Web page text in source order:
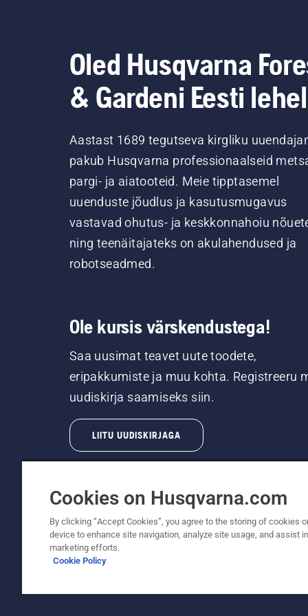
Oled Husqvarna
& Gardeni Eesti lehel
Aastast 1689 tegutseva kirgliku
pakub Husqvarna professionaalseid
pargi- ja aiatooteid. Meie tipptasemel
uuenduste jõudlus ja kasutusmugavus
vastavad ohutus- ja keskkonnahoiu
ning teenäitajateks on akulahendused ja
robotseadmed.
Ole kursis värskendustega!
Saa uusimat teavet uute toodete,
eripakkumiste ja muu kohta. Registreeru
uudiskirja saamiseks siin.
LIITU UUDISKIRJAGA
© Husqvarna AB (publ). Kõik õigused
Küpsiste põhimõtted
Cookies on Husqvarna.com
By clicking “Accept Cookies”, you agree to the storing of cookies
device to enhance site navigation, analyze site usage, and assist
marketing efforts.
Cookie Policy